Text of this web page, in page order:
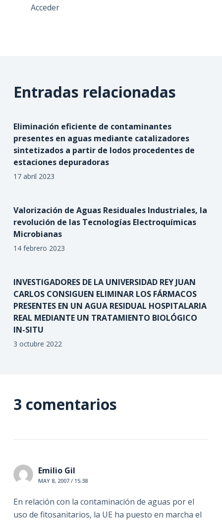
Acceder
Entradas relacionadas
Eliminación eficiente de contaminantes
presentes en aguas mediante catalizadores
sintetizados a partir de lodos procedentes de
estaciones depuradoras
17 abril 2023
Valorización de Aguas Residuales Industriales, la
revolución de las Tecnologías Electroquímicas
Microbianas
14 febrero 2023
INVESTIGADORES DE LA UNIVERSIDAD REY JUAN
CARLOS CONSIGUEN ELIMINAR LOS FÁRMACOS
PRESENTES EN UN AGUA RESIDUAL HOSPITALARIA
REAL MEDIANTE UN TRATAMIENTO BIOLÓGICO
IN-SITU
3 octubre 2022
3 comentarios
Emilio Gil
MAY 8, 2007 / 15:38
En relación con la contaminación de aguas por el
uso de fitosanitarios, la UE ha puesto en marcha el